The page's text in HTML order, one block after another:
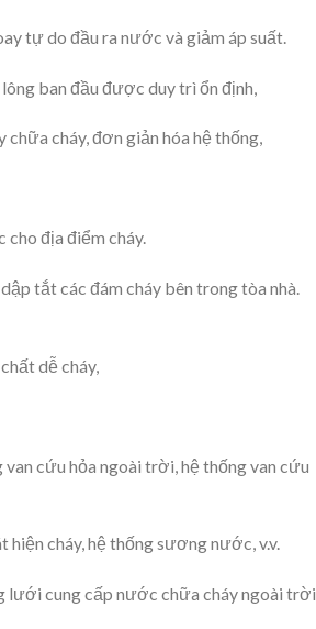
tự do đầu ra nước và giảm áp suất.
ban đầu được duy trì ổn định,
cháy, đơn giản hóa hệ thống,
địa điểm cháy.
tắt các đám cháy bên trong tòa nhà.
dễ cháy,
cứu hỏa ngoài trời, hệ thống van cứu
cháy, hệ thống sương nước, v.v.
lưới cung cấp nước chữa cháy ngoài trời